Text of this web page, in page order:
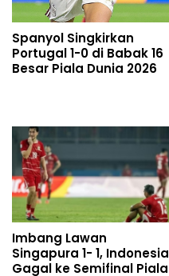
Spanyol Singkirkan
Portugal 1-0 di Babak 16
Besar Piala Dunia 2026
Imbang Lawan
Singapura 1- 1, Indonesia
Gagal ke Semifinal Piala